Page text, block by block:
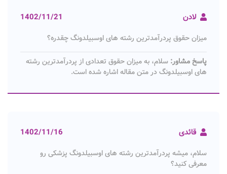
لادن 1402/11/21
میزان حقوق پردرآمدترین رشته های اوسبیلدونگ چقدره؟
پاسخ مشاور: سلام، به میزان حقوق تعدادی از پردرآمدترین رشته
های اوسبیلدونگ در متن مقاله اشاره شده است.
قائدی 1402/11/16
سلام، میشه پردرآمدترین رشته های اوسبیلدونگ پزشکی رو
معرفی کنید؟